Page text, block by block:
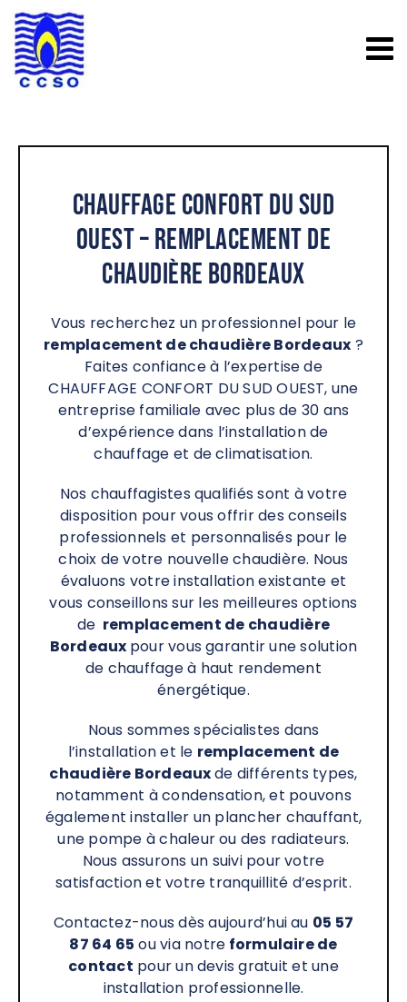
Passer
au
contenu
Chauffage Confort du Sud
Ouest – Remplacement de
chaudière Bordeaux
Vous recherchez un professionnel pour le
remplacement de chaudière Bordeaux ?
Faites confiance à l’expertise de
CHAUFFAGE CONFORT DU SUD OUEST, une
entreprise familiale avec plus de 30 ans
d’expérience dans l’installation de
chauffage et de climatisation.
Nos chauffagistes qualifiés sont à votre
disposition pour vous offrir des conseils
professionnels et personnalisés pour le
choix de votre nouvelle chaudière. Nous
évaluons votre installation existante et
vous conseillons sur les meilleures options
de remplacement de chaudière
Bordeaux pour vous garantir une solution
de chauffage à haut rendement
énergétique.
Nous sommes spécialistes dans
l’installation et le remplacement de
chaudière Bordeauxde différents types,
notamment à condensation, et pouvons
également installer un plancher chauffant,
une pompe à chaleur ou des radiateurs.
Nous assurons un suivi pour votre
satisfaction et votre tranquillité d’esprit.
Contactez-nous dès aujourd’hui au 05 57
87 64 65 ou via notre formulaire de
contact pour un devis gratuit et une
installation professionnelle.